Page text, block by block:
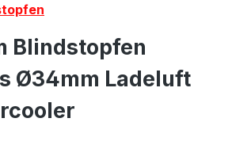
Blindstopfen
Ø34mm Ladeluft